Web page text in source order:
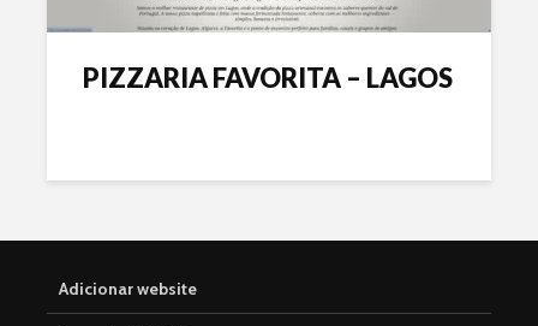
PIZZARIA FAVORITA – LAGOS
Adicionar website